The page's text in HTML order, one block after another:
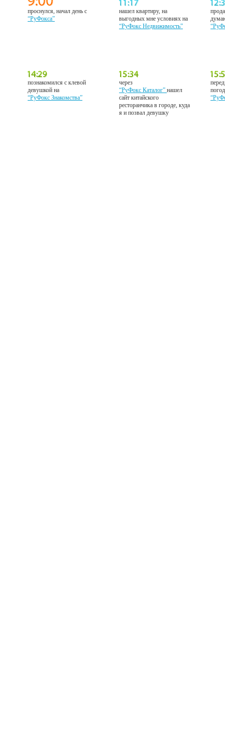
проснулся, начал день с
“РуФокса”
нашел квартиру, на
выгодных мне условиях на
“РуФокс Недвижимость”
познакомился с клевой
девушкой на
“РуФокс Знакомства”
через
“РуФокс Каталог”нашел
сайт китайского
ресторанчика в городе, куда
я и позвал девушку